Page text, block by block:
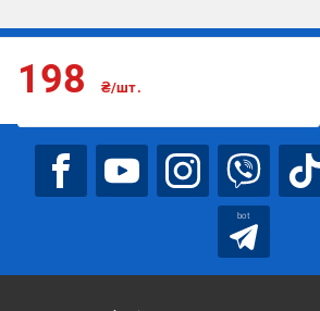
198 ₴/шт.
Підписуйтесь, щоб дізнаватись першим
bot